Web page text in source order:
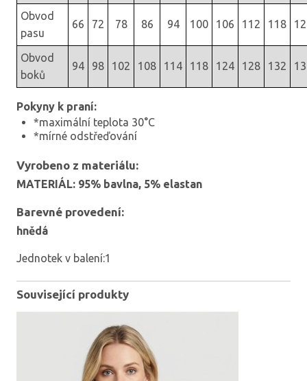
Obvod
pasu
66 72 78 86 94 100 106 112 118
Obvod
boků
94 98 102 108 114 118 124 128 132
Pokyny k praní:
*maximální teplota 30°C
*mírné odstřeďování
Vyrobeno z materiálu:
MATERIÁL: 95% bavlna, 5% elastan
Barevné provedení:
hnědá
Jednotek v balení:1
Související produkty